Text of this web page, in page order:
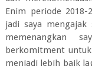
Enim periode
jadi saya
memenangkan
berkomitment
menjadi lebih baik